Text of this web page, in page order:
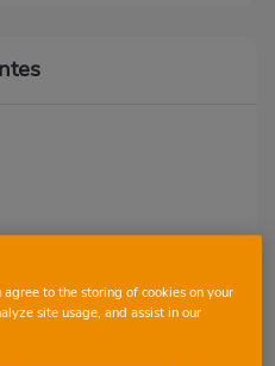
to the storing of cookies on your
site usage, and assist in our